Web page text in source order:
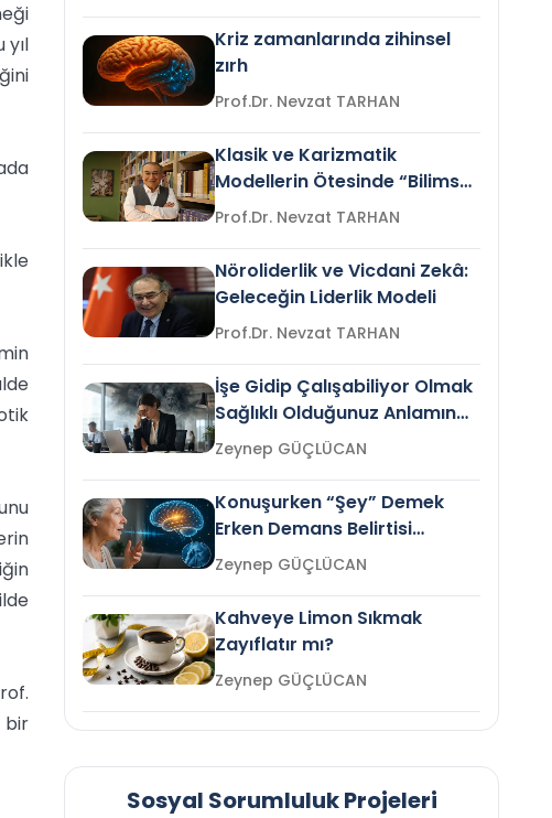
yıl
bir
Kriz zamanlarında zihinsel
zırh
Prof.Dr. Nevzat TARHAN
Klasik ve Karizmatik
Modellerin Ötesinde “Bilimsel
Liderlik”
Prof.Dr. Nevzat TARHAN
Nöroliderlik ve Vicdani Zekâ:
Geleceğin Liderlik Modeli
Prof.Dr. Nevzat TARHAN
İşe Gidip Çalışabiliyor Olmak
Sağlıklı Olduğunuz Anlamına
Gelir mi?Zeynep GÜÇLÜCAN
Konuşurken “Şey” Demek
Erken Demans Belirtisi
Olabilir mi?Zeynep GÜÇLÜCAN
Kahveye Limon Sıkmak
Zayıflatır mı?
Zeynep GÜÇLÜCAN
Sosyal Sorumluluk Projeleri